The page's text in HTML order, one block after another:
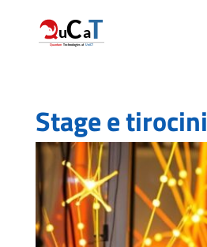
Stage e tirocini